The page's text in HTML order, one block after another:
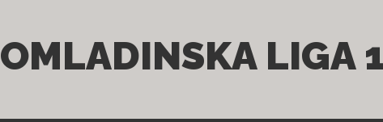
OMLADINSKA LIGA